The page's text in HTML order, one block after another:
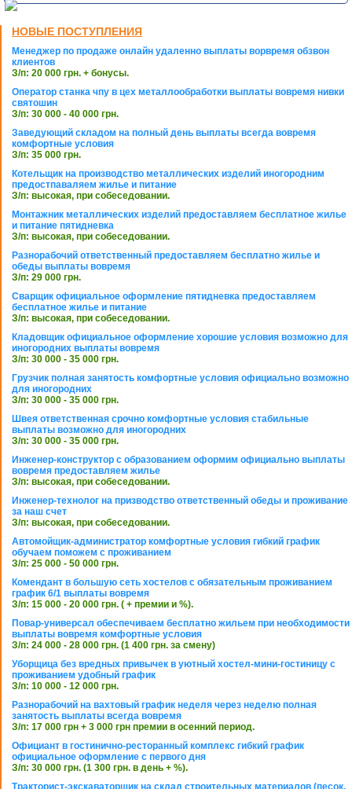
НОВЫЕ ПОСТУПЛЕНИЯ
Менеджер по продаже онлайн удаленно выплаты ворвремя обзвон
клиентов
З/п: 20 000 грн. + бонусы.
Оператор станка чпу в цех металлообработки выплаты вовремя нивки
святошин
З/п: 30 000 - 40 000 грн.
Заведующий складом на полный день выплаты всегда вовремя
комфортные условия
З/п: 35 000 грн.
Котельщик на производство металлических изделий иногородним
предостпаваляем жилье и питание
З/п: высокая, при собеседовании.
Монтажник металлических изделий предоставляем бесплатное жилье
и питание пятидневка
З/п: высокая, при собеседовании.
Разнорабочий ответственный предоставляем бесплатно жилье и
обеды выплаты вовремя
З/п: 29 000 грн.
Сварщик официальное оформление пятидневка предоставляем
бесплатное жилье и питание
З/п: высокая, при собеседовании.
Кладовщик официальное оформление хорошие условия возможно для
иногородних выплаты вовремя
З/п: 30 000 - 35 000 грн.
Грузчик полная занятость комфортные условия официально возможно
для иногородних
З/п: 30 000 - 35 000 грн.
Швея ответственная срочно комфортные условия стабильные
выплаты возможно для иногородних
З/п: 30 000 - 35 000 грн.
Инженер-конструктор с образованием оформим официально выплаты
вовремя предоставляем жилье
З/п: высокая, при собеседовании.
Инженер-технолог на призводство ответственный обеды и проживание
за наш счет
З/п: высокая, при собеседовании.
Автомойщик-администратор комфортные условия гибкий график
обучаем поможем с проживанием
З/п: 25 000 - 50 000 грн.
Комендант в большую сеть хостелов с обязательным проживанием
график 6/1 выплаты вовремя
З/п: 15 000 - 20 000 грн. ( + премии и %).
Повар-универсал обеспечиваем бесплатно жильем при необходимости
выплаты вовремя комфортные условия
З/п: 24 000 - 28 000 грн. (1 400 грн. за смену)
Уборщица без вредных привычек в уютный хостел-мини-гостиницу с
проживанием удобный график
З/п: 10 000 - 12 000 грн.
Разнорабочий на вахтовый график неделя через неделю полная
занятость выплаты всегда вовремя
З/п: 17 000 грн + 3 000 грн премии в осенний период.
Официант в гостинично-ресторанный комплекс гибкий график
официальное оформление с первого дня
З/п: 30 000 грн. (1 300 грн. в день + %).